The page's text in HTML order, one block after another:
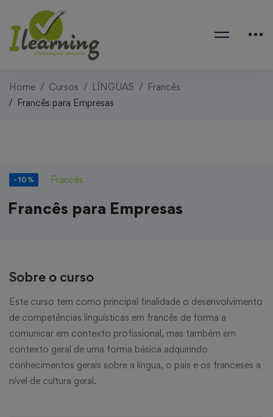
Home Cursos LÍNGUAS
Francês
Francês para Empresas
-10% Francês
Francês para Empresas
Sobre o curso
Este curso tem como principal finalidade o desenvolvimento
de competências linguísticas em francês de forma a
comunicar em contexto profissional, mas também em
contexto geral de uma forma básica adquirindo
conhecimentos gerais sobre a língua, o pais e os franceses a
nível de cultura geral.